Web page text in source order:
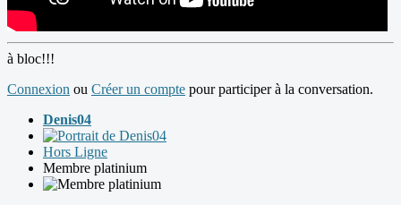
à bloc!!!
Connexion ou Créer un compte pour participer à la conversation.
Denis04
Hors Ligne
Membre platinium